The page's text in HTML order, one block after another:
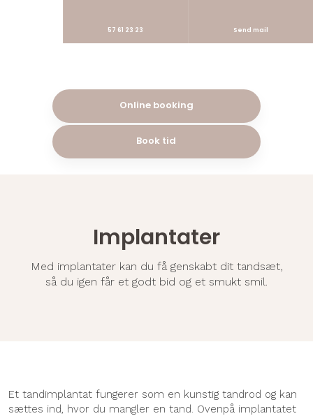
57 61 23 23 Send mail
​Online booking
Book tid
Implantater
Med implantater kan du få genskabt dit tandsæt,
​så du igen får et godt bid og et smukt smil.​
​Et tandimplantat fungerer som en kunstig tandrod og kan
sættes ind, hvor du mangler en tand. Ovenpå implantatet